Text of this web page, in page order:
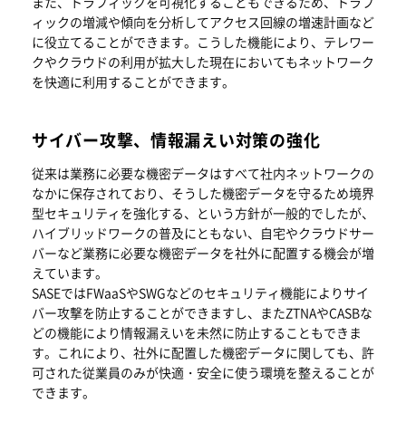
ィックの増減や傾向を分析してアクセス回線の増速計画など
に役立てることができます。こうした機能により、テレワー
クやクラウドの利用が拡大した現在においてもネットワーク
を快適に利用することができます。
サイバー攻撃、情報漏えい対策の強化
従来は業務に必要な機密データはすべて社内ネットワークの
なかに保存されており、そうした機密データを守るため境界
型セキュリティを強化する、という方針が一般的でしたが、
ハイブリッドワークの普及にともない、自宅やクラウドサー
バーなど業務に必要な機密データを社外に配置する機会が増
えています。
SASEではFWaaSやSWGなどのセキュリティ機能によりサイ
バー攻撃を防止することができますし、またZTNAやCASBな
どの機能により情報漏えいを未然に防止することもできま
す。これにより、社外に配置した機密データに関しても、許
可された従業員のみが快適・安全に使う環境を整えることが
できます。